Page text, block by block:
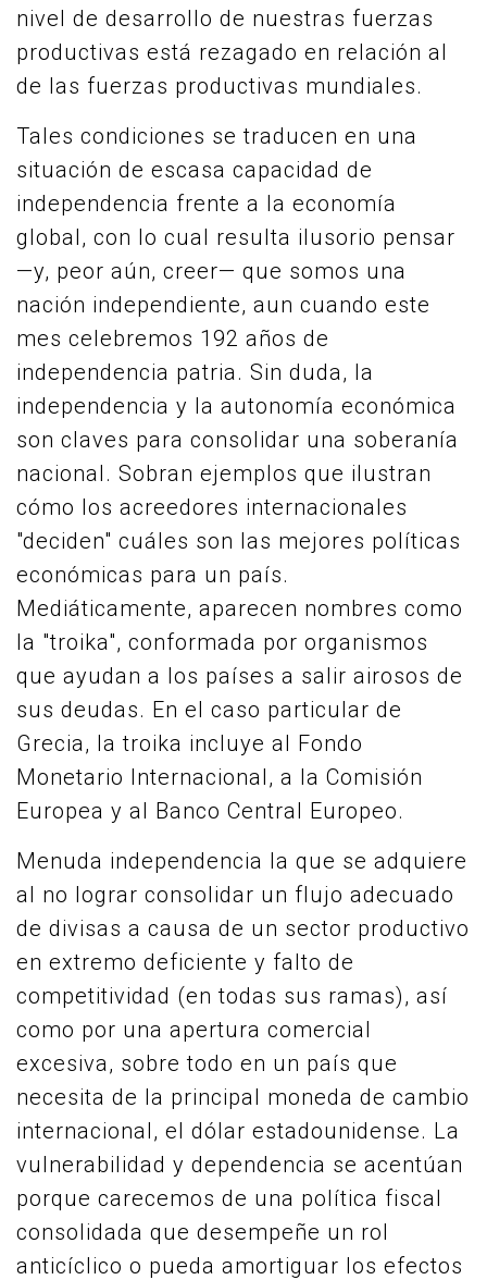
nivel de desarrollo de nuestras fuerzas
productivas está rezagado en relación al
de las fuerzas productivas mundiales.
Tales condiciones se traducen en una
situación de escasa capacidad de
independencia frente a la economía
global, con lo cual resulta ilusorio pensar
—y, peor aún, creer— que somos una
nación independiente, aun cuando este
mes celebremos 192 años de
independencia patria. Sin duda, la
independencia y la autonomía económica
son claves para consolidar una soberanía
nacional. Sobran ejemplos que ilustran
cómo los acreedores internacionales
"deciden" cuáles son las mejores políticas
económicas para un país.
Mediáticamente, aparecen nombres como
la "troika", conformada por organismos
que ayudan a los países a salir airosos de
sus deudas. En el caso particular de
Grecia, la troika incluye al Fondo
Monetario Internacional, a la Comisión
Europea y al Banco Central Europeo.
Menuda independencia la que se adquiere
al no lograr consolidar un flujo adecuado
de divisas a causa de un sector productivo
en extremo deficiente y falto de
competitividad (en todas sus ramas), así
como por una apertura comercial
excesiva, sobre todo en un país que
necesita de la principal moneda de cambio
internacional, el dólar estadounidense. La
vulnerabilidad y dependencia se acentúan
porque carecemos de una política fiscal
consolidada que desempeñe un rol
anticíclico o pueda amortiguar los efectos